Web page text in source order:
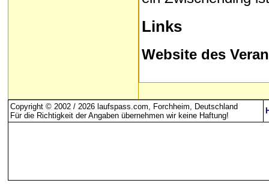
Links
Website des
Copyright © 2002 / 2026 laufspass.com, Forchheim, Deutschland
Für die Richtigkeit der Angaben übernehmen wir keine Haftung!